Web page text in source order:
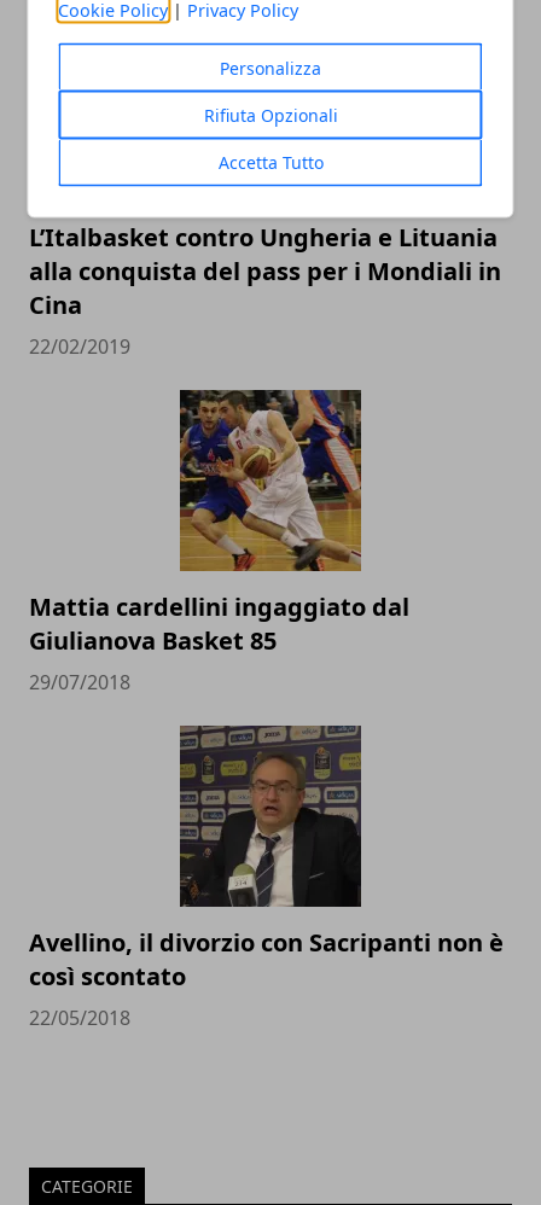
Cookie Policy | Privacy Policy
Personalizza
Rifiuta Opzionali
Accetta Tutto
L’Italbasket contro Ungheria e Lituania
alla conquista del pass per i Mondiali in
Cina
22/02/2019
Mattia cardellini ingaggiato dal
Giulianova Basket 85
29/07/2018
Avellino, il divorzio con Sacripanti non è
così scontato
22/05/2018
CATEGORIE